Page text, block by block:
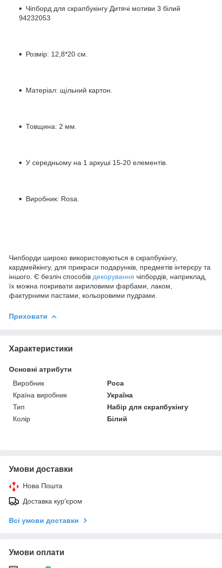
Чіпборд для скрапбукінгу Дитячі мотиви 3 білий
94232053
Розмір: 12,8*20 см.
Матеріал: щільний картон.
Товщина: 2 мм.
У середньому на 1 аркуші 15-20 елементів.
Виробник: Rosa.
Чипборди широко використовуються в скрапбукінгу,
кардмейкінгу, для прикраси подарунків, предметів інтерєру та
іншого. Є безліч способів декорування чіпбордів, наприклад,
їх можна покривати акриловими фарбами, лаком,
фактурними пастами, кольоровими пудрами.
Приховати
Характеристики
Основні атрибути
Виробник
Роса
Країна виробник
Україна
Тип
Набір для скрапбукінгу
Колір
Білий
Умови доставки
Нова Пошта
Доставка кур'єром
Всі умови доставки
Умови оплати